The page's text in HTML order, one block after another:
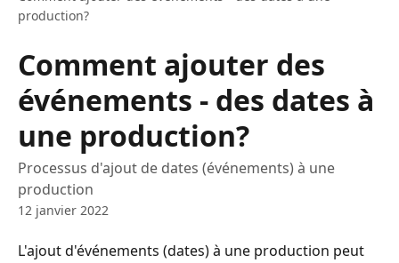
production?
Comment ajouter des
événements - des dates à
une production?
Processus d'ajout de dates (événements) à une
production
12 janvier 2022
L'ajout d'événements (dates) à une production peut